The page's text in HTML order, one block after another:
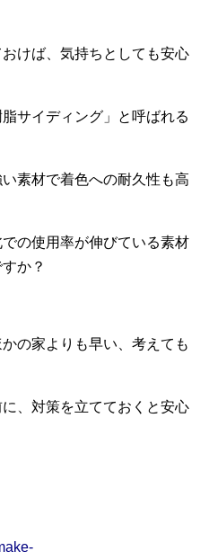
けば、気持ちとしても安心
サイディング」と呼ばれる
素材で着色への耐久性も高
の使用率が伸びている素材
か？
の家よりも早い、考えても
、対策を立てておくと安心